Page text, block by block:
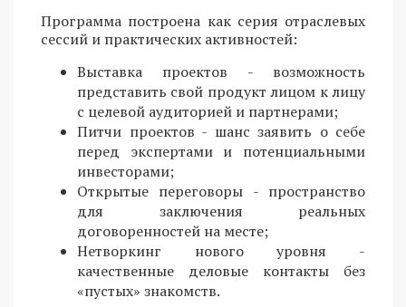
Программа построена как серия отраслевых
сессий и практических активностей:
Выставка проектов - возможность
представить свой продукт лицом к лицу
с целевой аудиторией и партнерами;
Питчи проектов - шанс заявить о себе
перед экспертами и потенциальными
инвесторами;
Открытые переговоры - пространство
для заключения реальных
договоренностей на месте;
Нетворкинг нового уровня -
качественные деловые контакты без
«пустых» знакомств.